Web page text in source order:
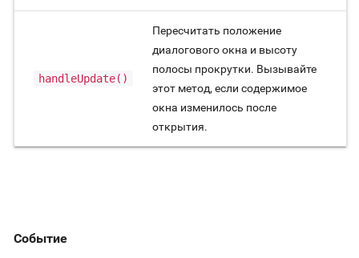
handleUpdate()
Пересчитать положение
диалогового окна и высоту
полосы прокрутки. Вызывайте
этот метод, если содержимое
окна изменилось после
открытия.
Событие